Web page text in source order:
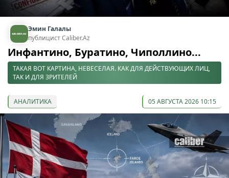
Эмин Галалы
публицист Caliber.Az
Инфантино, Буратино, Чиполлино...
ТАКАЯ ВОТ КАРТИНА, НЕВЕСЕЛАЯ. КАК ДЛЯ ДЕЙСТВУЮЩИХ ЛИЦ,
ТАК И ДЛЯ ЗРИТЕЛЕЙ
АНАЛИТИКА 05 АВГУСТА 2026 10:15